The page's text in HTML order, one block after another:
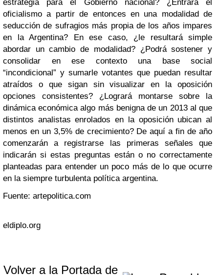
estrategia para el Gobierno nacional? ¿Entrará el
oficialismo a partir de entonces en una modalidad de
seducción de sufragios más propia de los años impares
en la Argentina? En ese caso, ¿le resultará simple
abordar un cambio de modalidad? ¿Podrá sostener y
consolidar en ese contexto una base social
“incondicional” y sumarle votantes que puedan resultar
atraídos o que sigan sin visualizar en la oposición
opciones consistentes? ¿Logrará montarse sobre la
dinámica económica algo más benigna de un 2013 al que
distintos analistas enrolados en la oposición ubican al
menos en un 3,5% de crecimiento? De aquí a fin de año
comenzarán a registrarse las primeras señales que
indicarán si estas preguntas están o no correctamente
planteadas para entender un poco más de lo que ocurre
en la siempre turbulenta política argentina.
Fuente: artepolitica.com
eldiplo.org
Volver a la Portada de